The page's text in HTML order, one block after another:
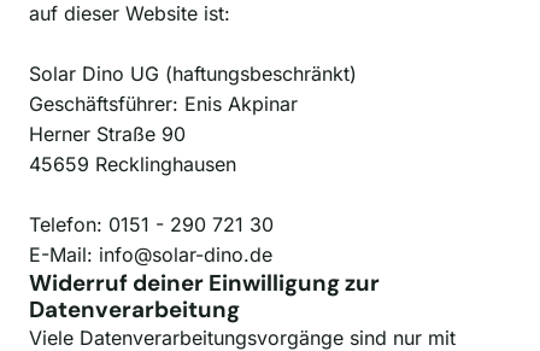
auf dieser Website ist:
Solar Dino UG (haftungsbeschränkt)
Geschäftsführer: Enis Akpinar
Herner Straße 90
45659 Recklinghausen
Telefon: 0151 - 290 721 30
E-Mail: info@solar-dino.de
Widerruf deiner Einwilligung zur
Datenverarbeitung
Viele Datenverarbeitungsvorgänge sind nur mit